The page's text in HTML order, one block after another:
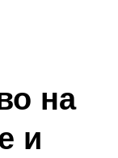
на
и